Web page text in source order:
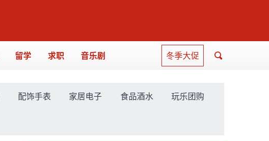
留学 求职 音乐剧 冬季大促
配饰手表 家居电子 食品酒水 玩乐团购